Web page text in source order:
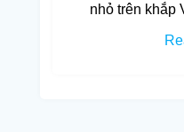
nhỏ trên khắp